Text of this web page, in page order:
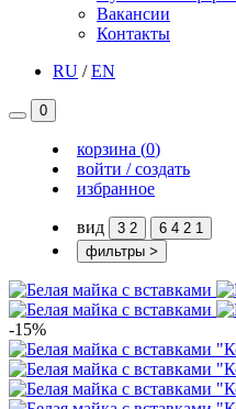
Вакансии
Контакты
RU / EN
0
корзина (0)
войти / создать
избранное
вид 3 2 6 4 2 1
фильтры >
-15%